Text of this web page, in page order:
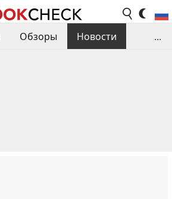
Обзоры
Новости
...